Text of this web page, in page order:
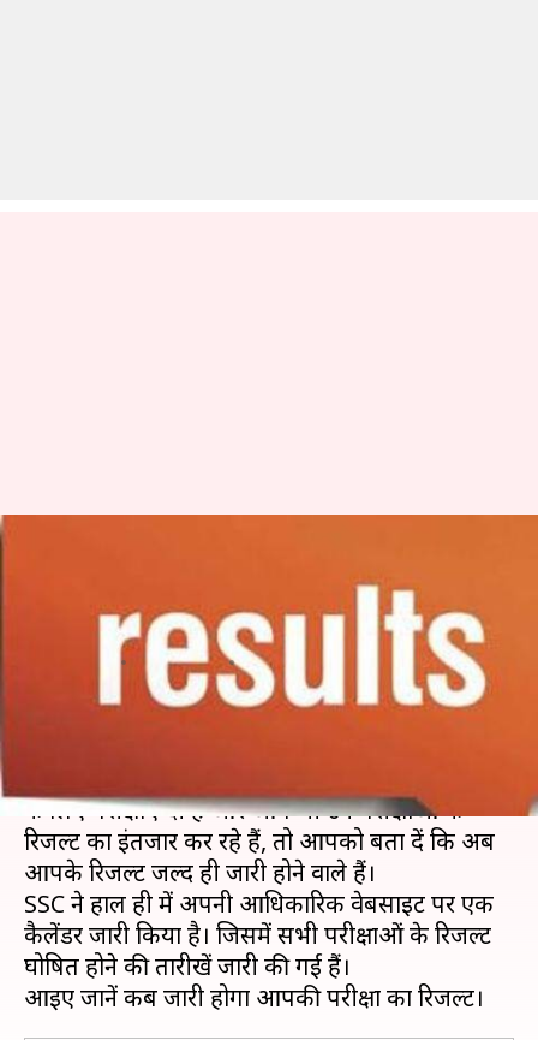
जानें कब आएगा किस परीक्षा का
रिजल्ट
Mar 08, 2019 05:20 pm
के लिए परीक्षाएं दी हैं और आप भी उन परीक्षाओं के
रिजल्ट का इंतजार कर रहे हैं, तो आपको बता दें कि अब
आपके रिजल्ट जल्द ही जारी होने वाले हैं।
SSC ने हाल ही में अपनी आधिकारिक वेबसाइट पर एक
कैलेंडर जारी किया है। जिसमें सभी परीक्षाओं के रिजल्ट
घोषित होने की तारीखें जारी की गईं हैं।